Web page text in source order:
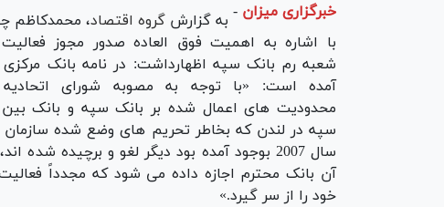
خبرگزاری میزان - به گزارش گروه اقتصاد، محمدکاظم
با اشاره به اهمیت فوق العاده صدور مجوز
شعبه رم بانک سپه اظهارداشت: در نامه بانک مرکزی
آمده است: «با توجه به مصوبه شورای اتحادیه
محدودیت های اعمال شده بر بانک سپه و بانک بین
سپه در لندن که بخاطر تحریم های وضع شده سازمان
سال 2007 بوجود آمده بود دیگر لغو و برچیده شده
آن بانک محترم اجازه داده می شود که مجدداً
خود را از سر گیرد.»